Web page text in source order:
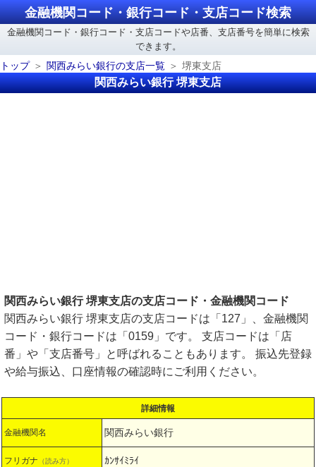
金融機関コード・銀行コード・支店コード検索
金融機関コード・銀行コード・支店コードや店番、支店番号を簡単に検索
できます。
トップ
関西みらい銀行の支店一覧 堺東支店
関西みらい銀行 堺東支店
関西みらい銀行 堺東支店の支店コード・金融機関コード
関西みらい銀行 堺東支店の支店コードは「127」、金融機関
コード・銀行コードは「0159」です。 支店コードは「店
番」や「支店番号」と呼ばれることもあります。 振込先登録
や給与振込、口座情報の確認時にご利用ください。
詳細情報
金融機関名 関西みらい銀行
フリガナ （読み方） ｶﾝｻｲﾐﾗｲ